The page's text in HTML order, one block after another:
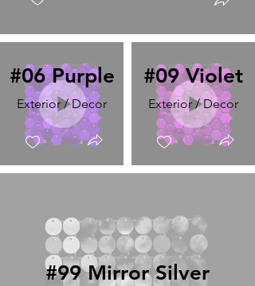
#06 Purple
Exterior / Decor
#09 Violet
Exterior / Decor
#99 Mirror Silver